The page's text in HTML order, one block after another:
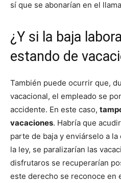
sí que se abonarían en el
¿Y si la baja
estando de
También puede ocurrir que,
vacacional, el empleado se
accidente. En este caso,
vacaciones. Habría que
parte de baja y enviárselo a
la ley, se paralizarían las
disfrutaros se recuperarían
este derecho se reconoce en